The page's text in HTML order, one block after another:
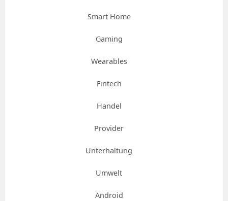
Smart Home
Gaming
Wearables
Fintech
Handel
Provider
Unterhaltung
Umwelt
Android